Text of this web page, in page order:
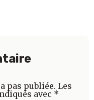
pas publiée. Les
avec *